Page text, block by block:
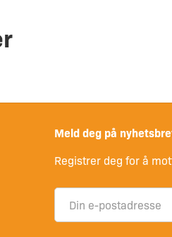
Meld deg på
Registrer deg for å